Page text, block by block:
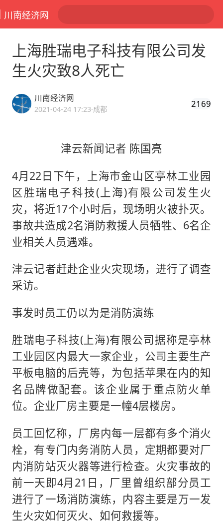
川南经济网
上海胜瑞电子科技有限公司发
生火灾致8人死亡
川南经济网
2021-04-24 17:23·成都 2169
津云新闻记者 陈国亮
4月22日下午，上海市金山区亭林工业园
区胜瑞电子科技(上海)有限公司发生火
灾，将近17个小时后，现场明火被扑灭。
事故共造成2名消防救援人员牺牲、6名企
业相关人员遇难。
津云记者赶赴企业火灾现场，进行了调查
采访。
事发时员工仍以为是消防演练
胜瑞电子科技(上海)有限公司据称是亭林
工业园区内最大一家企业，公司主要生产
平板电脑的后壳等，为包括苹果在内的知
名品牌做配套。该企业属于重点防火单
位。企业厂房主要是一幢4层楼房。
员工回忆称，厂房内每一层都有多个消火
栓，有专门内务消防人员，定期都要对厂
内消防站灭火器等进行检查。火灾事故的
前一天即4月21日，厂里曾组织部分员工
进行了一场消防演练，内容主要是万一发
生火灾如何灭火、如何救援等。